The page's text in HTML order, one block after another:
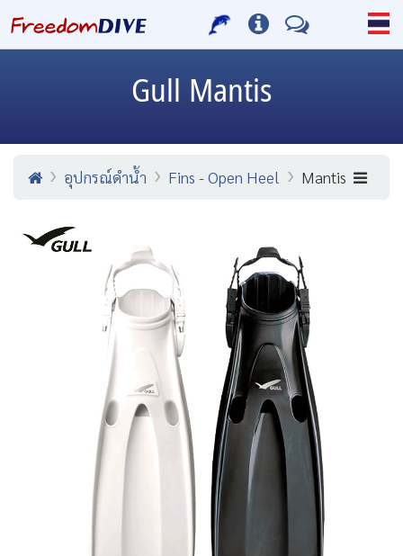
Gull Mantis
อุปกรณ์ดำน้ำ Fins - Open Heel Mantis